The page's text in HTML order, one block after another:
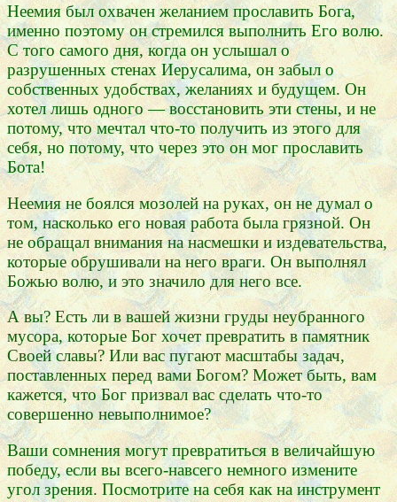
Неемия был охвачен желанием прославить Бога,
именно поэтому он стремился выполнить Его волю.
С того самого дня, когда он услышал о
разрушенных стенах Иерусалима, он забыл о
собственных удобствах, желаниях и будущем. Он
хотел лишь одного — восстановить эти стены, и не
потому, что мечтал что-то получить из этого для
себя, но потому, что через это он мог прославить
Бота!
Неемия не боялся мозолей на руках, он не думал о
том, насколько его новая работа была грязной. Он
не обращал внимания на насмешки и издевательства,
которые обрушивали на него враги. Он выполнял
Божью волю, и это значило для него все.
А вы? Есть ли в вашей жизни груды неубранного
мусора, которые Бог хочет превратить в памятник
Своей славы? Или вас пугают масштабы задач,
поставленных перед вами Богом? Может быть, вам
кажется, что Бог призвал вас сделать что-то
совершенно невыполнимое?
Ваши сомнения могут превратиться в величайшую
победу, если вы всего-навсего немного измените
угол зрения. Посмотрите на себя как на инструмент